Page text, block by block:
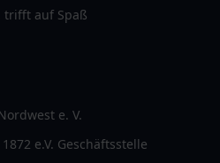
trifft auf Spaß
e. V.
e.V. Geschäftsstelle